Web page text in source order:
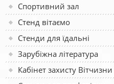
Спортивний зал
Стенд вітаємо
Стенди для їдальні
Зарубіжна література
Кабінет захисту Вітчизни